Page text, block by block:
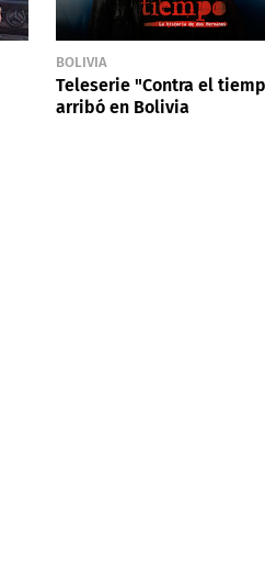
BOLIVIA
Teleserie "Contra el
arribó en Bolivia